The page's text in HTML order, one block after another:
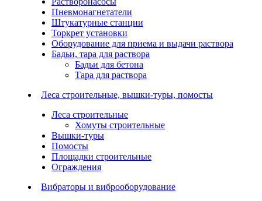
Пневмонагнетатели
Штукатурные станции
Торкрет установки
Оборудование для приема и выдачи раствора
Бадьи, тара для раствора
Бадьи для бетона
Тара для раствора
Леса строительные, вышки-туры, помосты
Леса строительные
Хомуты строительные
Вышки-туры
Помосты
Площадки строительные
Ограждения
Вибраторы и виброоборудование